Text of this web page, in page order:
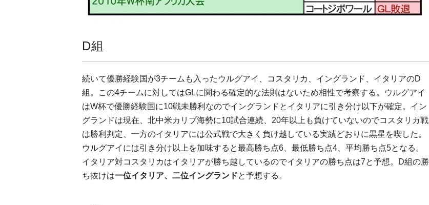
D組
続いて優勝経験国が3チームも入ったウルグアイ、コスタリカ、イングランド、イタリアのD
組。この4チームに対してはGLに関わる確定的な法則はないため相性で考察する。ウルグアイ
はW杯で優勝経験国に10戦未勝利なのでイングランドとイタリアに引き分け以下が確定。イン
グランドは現在、北中米カリブ海勢に10試合連続、20年以上も負けていないのでコスタリカ戦
は勝利判定、一方のイタリアには公式戦で大きく負け越している実績どおりに黒星を喫した。
ウルグアイには引き分け以上を加味すると最高勝ち点6、最低勝ち点4、平均勝ち点5となる。
イタリア対コスタリカはイタリアが勝ち越しているのでイタリアの勝ち点は7と予想。D組の勝
ち抜けは一位イタリア、二位イングランドと予想する。